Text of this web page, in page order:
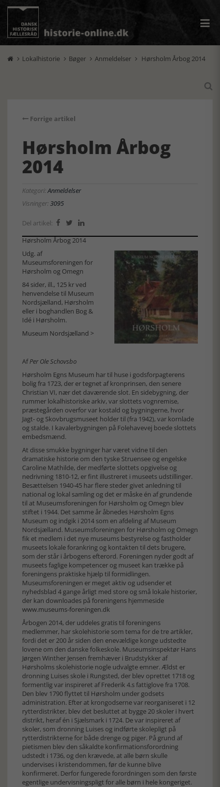
 Lokalhistorie  Bøger  Anmeldelser  Hørsholm Årbog 2014

Forrige artikel
Hørsholm Årbog
2014
Kategori:Anmeldelser
Visninger:3095
Del artikel:   
Hørsholm Årbog 2014
Udg. af
Museumsforeningen for
Hørsholm og Omegn
84 sider, ill., 125 kr ved
henvendelse til Museum
Nordsjælland, Hørsholm
eller i boghandlen Bog &
Idé i Hørsholm.
Museum Nordsjælland >
AfPer Ole Schovsbo
Hørsholm Egns Museum har til huse i godsforpagterens
bolig fra 1723, der er tegnet af kronprinsen, den senere
Christian VI, nær det daværende slot. En sidebygning, der
rummer lokalhistoriske arkiv, var slottets vognremise,
præstegården overfor var kostald og bygningerne, hvor
Jagt- og Skovbrugsmuseet holder til (fra 1942), var kornlade
og stalde. I kavalerbygningen på Folehavevej boede slottets
embedsmænd.
At disse smukke bygninger har været vidne til den
dramatiske historie om den tyske Struensee og engelske
Caroline Mathilde, der medførte slottets opgivelse og
nedrivning 1810-12, er fint illustreret i museets udstillinger.
Besættelsen 1940-45 har flere steder givet anledning til
national og lokal samling og det er måske én af grundende
til at Museumsforeningen for Hørsholm og Omegn blev
stiftet i 1944. Det samme år åbnedes Hørsholm Egns
Museum og indgik i 2014 som en afdeling af Museum
Nordsjælland. Museumsforeningen for Hørsholm og Omegn
fik et medlem i det nye museums bestyrelse og fastholder
museets lokale forankring og kontakten til dets brugere,
som der står i årbogens efterord. Foreningen nyder godt af
museets faglige kompetencer og museet kan trække på
foreningens praktiske hjælp til formidlingen.
Museumsforeningen er meget aktiv og udsender et
nyhedsblad 4 gange årligt med store og små lokale historier,
der kan downloades på foreningens hjemmeside
www.museums-foreningen.dk
Årbogen 2014, der uddeles gratis til foreningens
medlemmer, har skolehistorie som tema for de tre artikler,
fordi det er 200 år siden den enevældige konge udstedte
lovene om den danske folkeskole. Museumsinspektør Hans
Jørgen Winther Jensen fremhæver i Brudstykker af
Hørsholms skolehistorie nogle udvalgte emner. Ældst er
dronning Luises skole i Rungsted, der blev oprettet 1718 og
formentlig var inspireret af Frederik 4.s fattiglove fra 1708.
Den blev 1790 flyttet til Hørsholm under godsets
administration. Efter at krongodserne var reorganiseret i 12
rytterdistrikter, blev det besluttet at bygge 20 skoler i hvert
distrikt, heraf én i Sjælsmark i 1724. De var inspireret af
skoler, som dronning Luises og indførte skolepligt på
rytterdistrikterne for både drenge og piger. På grund af
pietismen blev den såkaldte konfirmationsforordning
udstedt i 1736, og den krævede, at alle børn skulle
undervises i kristendommen, før de kunne blive
konfirmeret. Derfor fungerede forordningen som den første
egentlige undervisningspligt for alle børn i hele kongeriget.